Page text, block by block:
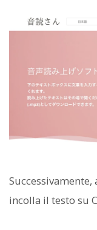
Successivamente,
incolla il testo su